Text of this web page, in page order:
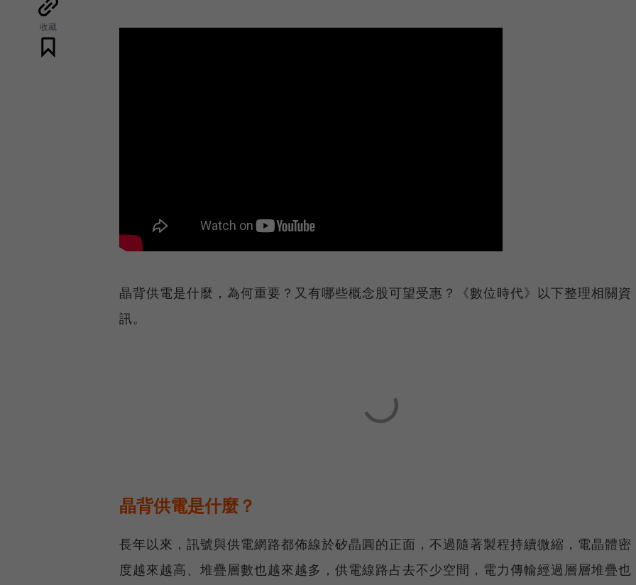
收藏
晶背供電是什麼，為何重要？又有哪些概念股可望受惠？《數位時代》以下整理相關資
訊。
晶背供電是什麼？
長年以來，訊號與供電網路都佈線於矽晶圓的正面，不過隨著製程持續微縮，電晶體密
度越來越高、堆疊層數也越來越多，供電線路占去不少空間，電力傳輸經過層層堆疊也